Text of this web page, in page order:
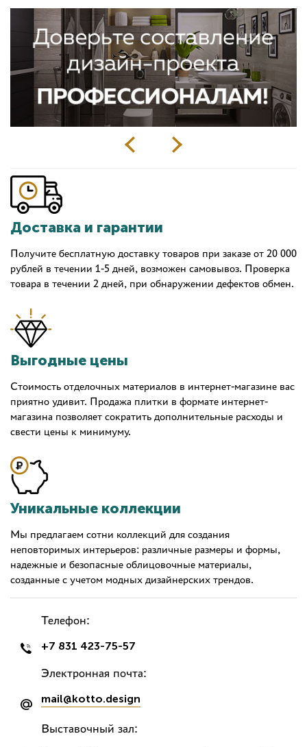
Доставка и гарантии
Получите бесплатную доставку товаров при заказе от 20 000
рублей в течении 1-5 дней, возможен самовывоз. Проверка
товара в течении 2 дней, при обнаружении дефектов обмен.
Выгодные цены
Стоимость отделочных материалов в интернет-магазине вас
приятно удивит. Продажа плитки в формате интернет-
магазина позволяет сократить дополнительные расходы и
свести цены к минимуму.
Уникальные коллекции
Мы предлагаем сотни коллекций для создания
неповторимых интерьеров: различные размеры и формы,
надежные и безопасные облицовочные материалы,
созданные с учетом модных дизайнерских трендов.
Телефон:
+7 831 423-75-57
Электронная почта:
mail@kotto.design
Выставочный зал: